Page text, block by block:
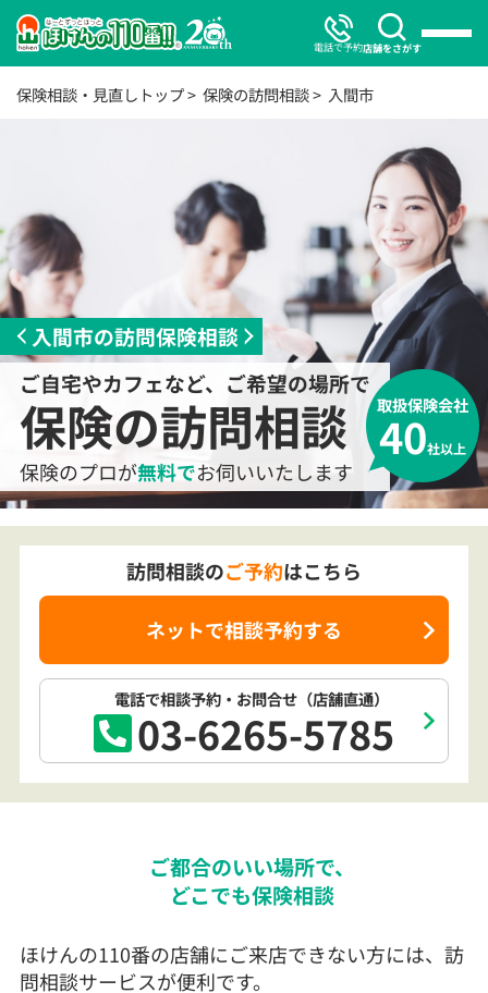
電話で予約店舗をさがす
保険相談・見直しトップ 保険の訪問相談 入間市
入間市の訪問保険相談
ご自宅やカフェなど、ご希望の場所で
保険の訪問相談
保険のプロが無料でお伺いいたします
取扱保険会社
40社以上
電話で相談予約 ・お問合せ （店舗直通）
03-6265-5785
訪問相談のご予約はこちら
ネットで相談予約する
ご都合のいい場所で、
どこでも保険相談
ほけんの110番の店舗にご来店できない方には、訪
問相談サービスが便利です。